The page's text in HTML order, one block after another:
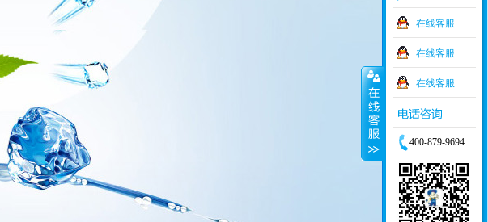
在线客服
在线客服
在线客服
400-879-9694